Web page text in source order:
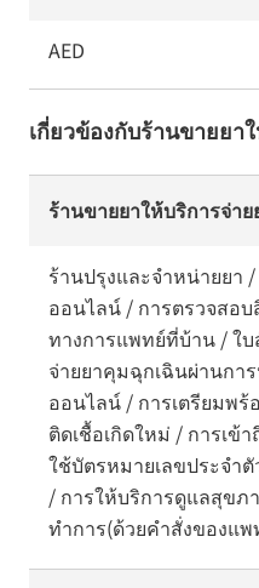
AED
เกี่ยวข้องกับร้านขายยา
ร้านขายยาให้บริการจ่าย
ร้านปรุงและจำหน่ายยา
ออนไลน์ / การตรวจสอ
ทางการแพทย์ที่บ้าน / ใ
จ่ายยาคุมฉุกเฉินผ่านกา
ออนไลน์ / การเตรียมพ
ติดเชื้อเกิดใหม่ / การเข้
ใช้บัตรหมายเลขประจำ
/ การให้บริการดูแลสุขภ
ทำการ(ด้วยคำสั่งของแพ